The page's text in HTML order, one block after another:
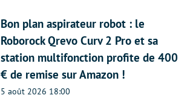
Bon plan aspirateur robot : le
Roborock Qrevo Curv 2 Pro et sa
station multifonction profite de 400
€ de remise sur Amazon !
5 août 2026 18:00